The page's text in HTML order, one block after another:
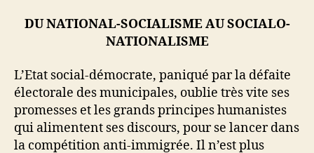
DU NATIONAL-SOCIALISME AU SOCIALO-
NATIONALISME
L’Etat social-démocrate, paniqué par la défaite
électorale des municipales, oublie très vite ses
promesses et les grands principes humanistes
qui alimentent ses discours, pour se lancer dans
la compétition anti-immigrée. Il n’est plus